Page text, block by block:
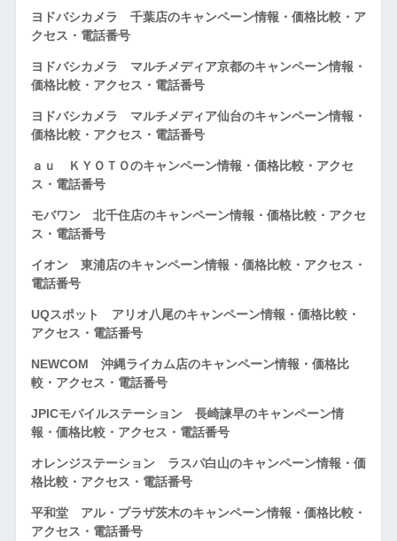
ヨドバシカメラ 千葉店のキャンペーン情報・価格比較・ア
クセス・電話番号
ヨドバシカメラ マルチメディア京都のキャンペーン情報・
価格比較・アクセス・電話番号
ヨドバシカメラ マルチメディア仙台のキャンペーン情報・
価格比較・アクセス・電話番号
ａｕ ＫＹＯＴＯのキャンペーン情報・価格比較・アクセ
ス・電話番号
モバワン 北千住店のキャンペーン情報・価格比較・アクセ
ス・電話番号
イオン 東浦店のキャンペーン情報・価格比較・アクセス・
電話番号
UQスポット アリオ八尾のキャンペーン情報・価格比較・
アクセス・電話番号
NEWCOM 沖縄ライカム店のキャンペーン情報・価格比
較・アクセス・電話番号
JPICモバイルステーション 長崎諫早のキャンペーン情
報・価格比較・アクセス・電話番号
オレンジステーション ラスパ白山のキャンペーン情報・価
格比較・アクセス・電話番号
平和堂 アル・プラザ茨木のキャンペーン情報・価格比較・
アクセス・電話番号